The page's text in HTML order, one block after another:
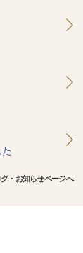
・お知らせページへ